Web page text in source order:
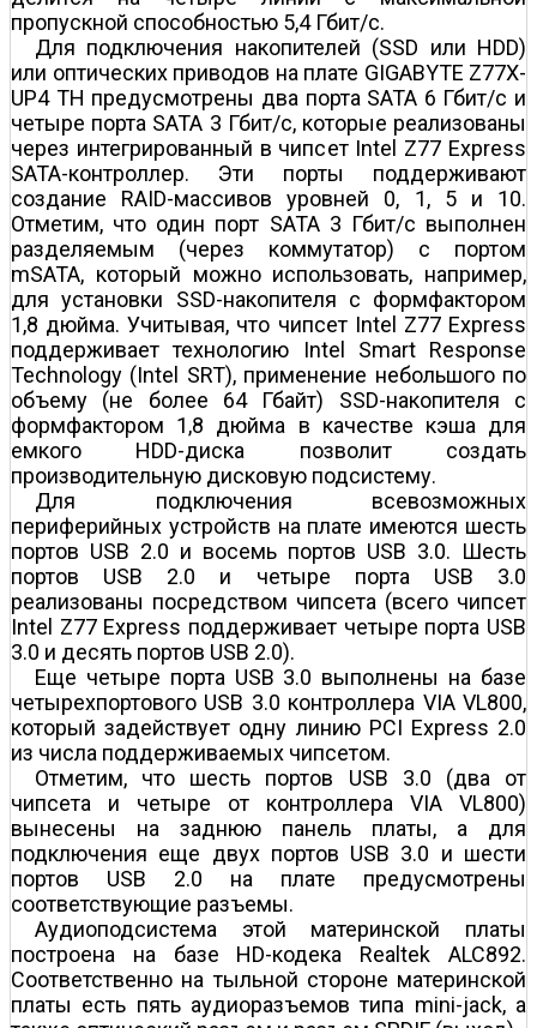
пропускной способностью 5,4 Гбит/с.
Для подключения накопителей (SSD или HDD)
или оптических приводов на плате GIGABYTE Z77X-
UP4 TH предусмотрены два порта SATA 6 Гбит/с и
четыре порта SATA 3 Гбит/с, которые реализованы
через интегрированный в чипсет Intel Z77 Express
SATA-контроллер. Эти порты поддерживают
создание RAID-массивов уровней 0, 1, 5 и 10.
Отметим, что один порт SATA 3 Гбит/с выполнен
разделяемым (через коммутатор) с портом
mSATA, который можно использовать, например,
для установки SSD-накопителя с формфактором
1,8 дюйма. Учитывая, что чипсет Intel Z77 Express
поддерживает технологию Intel Smart Response
Technology (Intel SRT), применение небольшого по
объему (не более 64 Гбайт) SSD-накопителя с
формфактором 1,8 дюйма в качестве кэша для
емкого HDD-диска позволит создать
производительную дисковую подсистему.
Для подключения всевозможных
периферийных устройств на плате имеются шесть
портов USB 2.0 и восемь портов USB 3.0. Шесть
портов USB 2.0 и четыре порта USB 3.0
реализованы посредством чипсета (всего чипсет
Intel Z77 Express поддерживает четыре порта USB
3.0 и десять портов USB 2.0).
Еще четыре порта USB 3.0 выполнены на базе
четырехпортового USB 3.0 контроллера VIA VL800,
который задействует одну линию PCI Express 2.0
из числа поддерживаемых чипсетом.
Отметим, что шесть портов USB 3.0 (два от
чипсета и четыре от контроллера VIA VL800)
вынесены на заднюю панель платы, а для
подключения еще двух портов USB 3.0 и шести
портов USB 2.0 на плате предусмотрены
соответствующие разъемы.
Аудиоподсистема этой материнской платы
построена на базе HD-кодека Realtek ALC892.
Соответственно на тыльной стороне материнской
платы есть пять аудиоразъемов типа mini-jack, а